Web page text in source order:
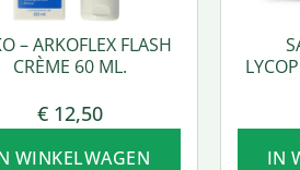
– ARKOFLEX FLASH
CRÈME 60 ML.
€ 12,50
WINKELWAGEN IN